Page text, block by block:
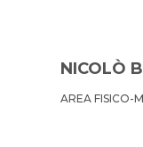
NICOLÒ
AREA FISICO-